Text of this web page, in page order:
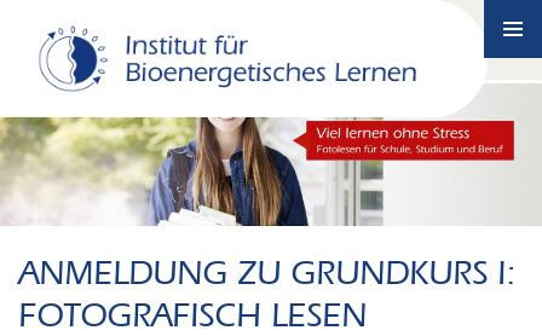
SKIP
TO
CONTENT
ANMELDUNG ZU GRUNDKURS I:
FOTOGRAFISCH LESEN